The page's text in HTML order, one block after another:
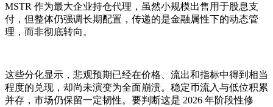
MSTR 作为最大企业持仓代理，虽然小规模出售用于股息支
付，但整体仍强调长期配置，传递的是金融属性下的动态管
理，而非彻底转向。
这些分化显示，悲观预期已经在价格、流出和指标中得到相当
程度的兑现，却尚未演变为全面崩溃。稳定币流入与低位积累
并存，市场仍保留一定韧性。要判断这是 2026 年阶段性修